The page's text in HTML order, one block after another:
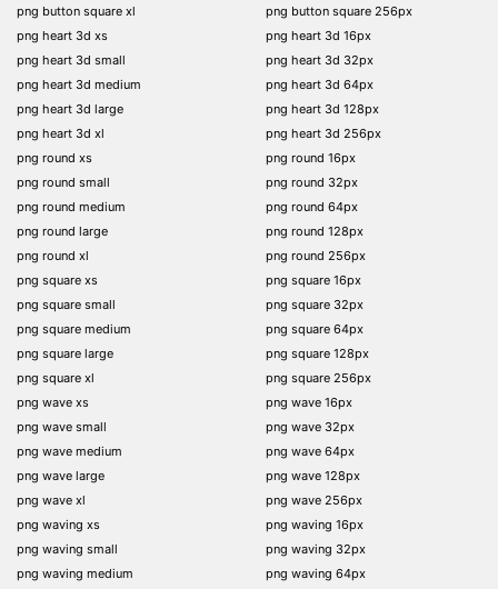
png button square xl
png heart 3d xs
png heart 3d small
png heart 3d medium
png heart 3d large
png heart 3d xl
png round xs
png round small
png round medium
png round large
png round xl
png square xs
png square small
png square medium
png square large
png square xl
png wave xs
png wave small
png wave medium
png wave large
png wave xl
png waving xs
png waving small
png waving medium
png button square 256px
png heart 3d 16px
png heart 3d 32px
png heart 3d 64px
png heart 3d 128px
png heart 3d 256px
png round 16px
png round 32px
png round 64px
png round 128px
png round 256px
png square 16px
png square 32px
png square 64px
png square 128px
png square 256px
png wave 16px
png wave 32px
png wave 64px
png wave 128px
png wave 256px
png waving 16px
png waving 32px
png waving 64px